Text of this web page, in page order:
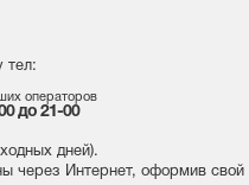
тел:
операторов
до 21-00
дней).
через Интернет, оформив свой